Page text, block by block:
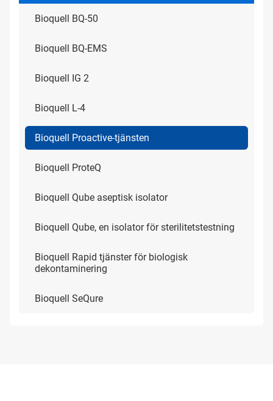
Bioquell BQ-50
Bioquell BQ-EMS
Bioquell IG 2
Bioquell L-4
Bioquell Proactive-tjänsten
Bioquell ProteQ
Bioquell Qube aseptisk isolator
Bioquell Qube, en isolator för sterilitetstestning
Bioquell Rapid tjänster för biologisk
dekontaminering
Bioquell SeQure